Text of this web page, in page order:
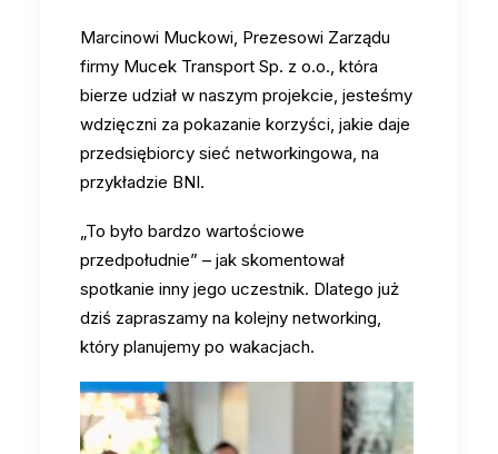
Marcinowi Muckowi, Prezesowi Zarządu
firmy Mucek Transport Sp. z o.o., która
bierze udział w naszym projekcie, jesteśmy
wdzięczni za pokazanie korzyści, jakie daje
przedsiębiorcy sieć networkingowa, na
przykładzie BNI.
„To było bardzo wartościowe
przedpołudnie” – jak skomentował
spotkanie inny jego uczestnik. Dlatego już
dziś zapraszamy na kolejny networking,
który planujemy po wakacjach.